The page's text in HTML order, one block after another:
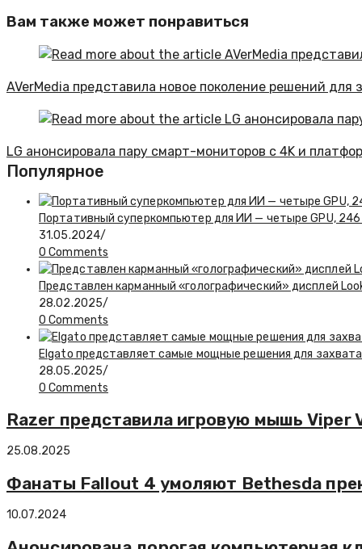
Вам также может понравиться
AVerMedia представила новое поколение решений
LG анонсировала пару смарт-мониторов с 4K и
Популярное
Портативный суперкомпьютер для ИИ — четыре GPU,
31.05.2024/
0 Comments
Представлен карманный «голографический» дисплей
28.02.2025/
0 Comments
Elgato представляет самые мощные решения для
28.05.2025/
0 Comments
Razer представила игровую мышь Viper
25.08.2025
Фанаты Fallout 4 умоляют Bethesda
10.07.2024